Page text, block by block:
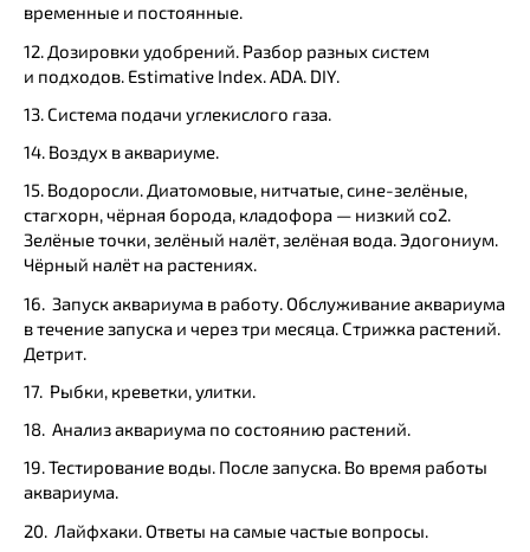
временные и постоянные.
12. Дозировки удобрений. Разбор разных систем
и подходов. Estimative Index. ADA. DIY.
13. Система подачи углекислого газа.
14. Воздух в аквариуме.
15. Водоросли. Диатомовые, нитчатые, сине-зелёные,
стагхорн, чёрная борода, кладофора — низкий со2.
Зелёные точки, зелёный налёт, зелёная вода. Эдогониум.
Чёрный налёт на растениях.
16. Запуск аквариума в работу. Обслуживание аквариума
в течение запуска и через три месяца. Стрижка растений.
Детрит.
17. Рыбки, креветки, улитки.
18. Анализ аквариума по состоянию растений.
19. Тестирование воды. После запуска. Во время работы
аквариума.
20. Лайфхаки. Ответы на самые частые вопросы.